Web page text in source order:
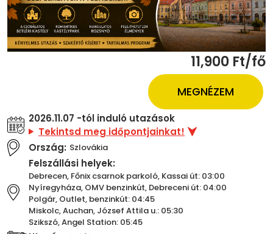
11,900 Ft/fő
MEGNÉZEM
2026.11.07 -tól induló utazások
Tekintsd meg időpontjainkat!
Ország: Szlovákia
Felszállási helyek:
Debrecen, Főnix csarnok parkoló, Kassai út: 03:00
Nyíregyháza, OMV benzinkút, Debreceni út: 04:00
Polgár, Outlet, benzinkút: 04:45
Miskolc, Auchan, József Attila u.: 05:30
Szikszó, Angel Station: 05:45